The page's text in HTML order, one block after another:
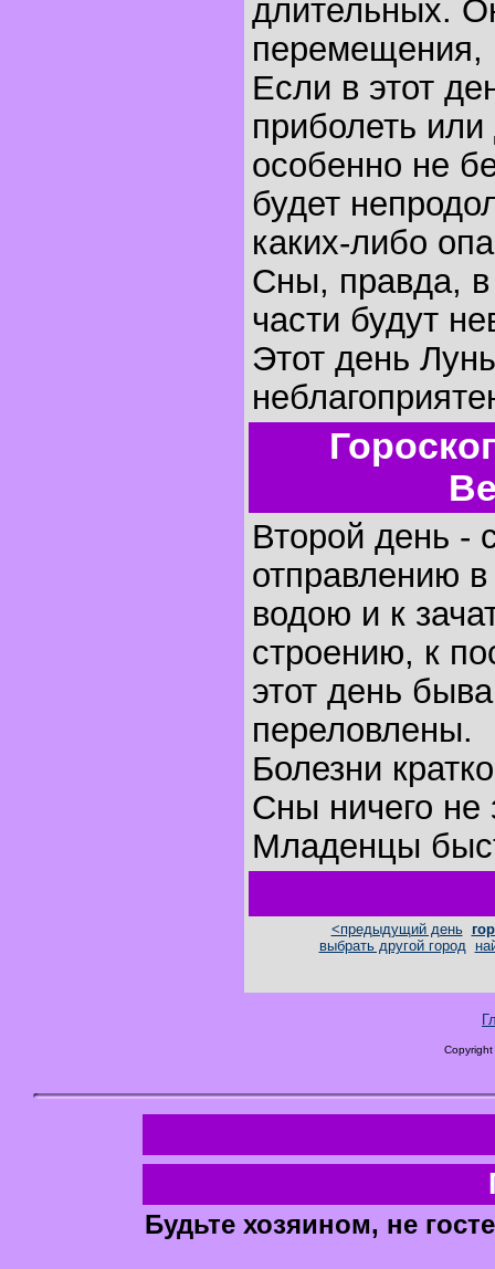
длительных.
перемещения,
Если в этот
приболеть
особенно не
будет
каких-либо
Сны, правда,
части будут
Этот день
Второй день -
отправлению
водою и к
строению, к
этот день
переловлены.
Болезни
Сны ничего не
Младенцы
<предыдущий день
выбрать другой город
Будьте хозяином, не